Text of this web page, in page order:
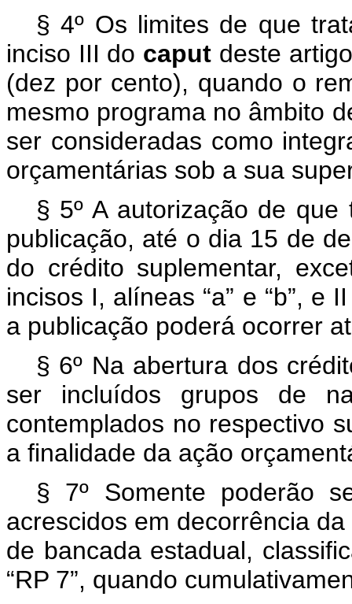
§ 4º Os limites de que
inciso III do caput deste
(dez por cento), quando o
mesmo programa no âmbito
ser consideradas como
orçamentárias sob a sua
§ 5º A autorização de
publicação, até o dia 15 de
do crédito suplementar,
incisos I, alíneas “a” e “b”, e
a publicação poderá ocorrer
§ 6º Na abertura dos
ser incluídos grupos de
contemplados no respectivo
a finalidade da ação
§ 7º Somente poderão
acrescidos em decorrência
de bancada estadual,
“RP 7”, quando